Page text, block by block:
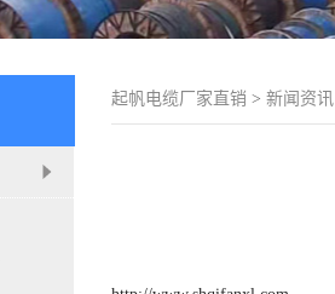
起帆电缆厂家直销 > 新闻资讯